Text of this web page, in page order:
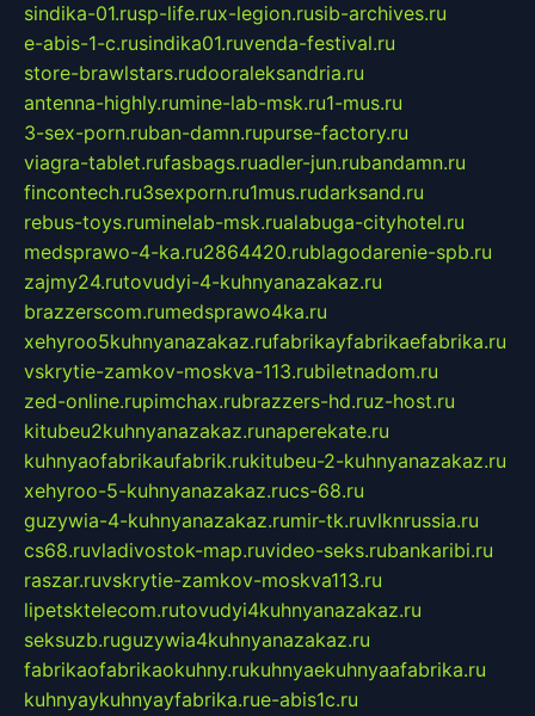
sindika-01.rusp-life.rux-legion.rusib-archives.ru
e-abis-1-c.rusindika01.ruvenda-festival.ru
store-brawlstars.rudooraleksandria.ru
antenna-highly.rumine-lab-msk.ru1-mus.ru
3-sex-porn.ruban-damn.rupurse-factory.ru
viagra-tablet.rufasbags.ruadler-jun.rubandamn.ru
fincontech.ru3sexporn.ru1mus.rudarksand.ru
rebus-toys.ruminelab-msk.rualabuga-cityhotel.ru
medsprawo-4-ka.ru2864420.rublagodarenie-spb.ru
zajmy24.rutovudyi-4-kuhnyanazakaz.ru
brazzerscom.rumedsprawo4ka.ru
xehyroo5kuhnyanazakaz.rufabrikayfabrikaefabrika.ru
vskrytie-zamkov-moskva-113.rubiletnadom.ru
zed-online.rupimchax.rubrazzers-hd.ruz-host.ru
kitubeu2kuhnyanazakaz.runaperekate.ru
kuhnyaofabrikaufabrik.rukitubeu-2-kuhnyanazakaz.ru
xehyroo-5-kuhnyanazakaz.rucs-68.ru
guzywia-4-kuhnyanazakaz.rumir-tk.ruvlknrussia.ru
cs68.ruvladivostok-map.ruvideo-seks.rubankaribi.ru
raszar.ruvskrytie-zamkov-moskva113.ru
lipetsktelecom.rutovudyi4kuhnyanazakaz.ru
seksuzb.ruguzywia4kuhnyanazakaz.ru
fabrikaofabrikaokuhny.rukuhnyaekuhnyaafabrika.ru
kuhnyaykuhnyayfabrika.rue-abis1c.ru